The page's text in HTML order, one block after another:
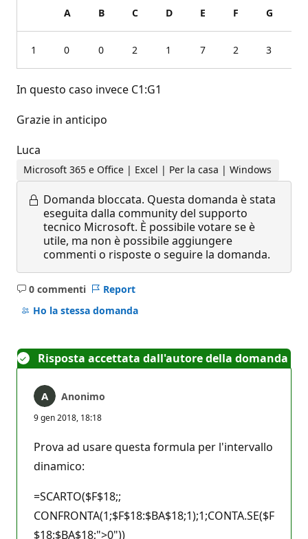
A B C D E F G
1 0 0 2 1 7 2 3
In questo caso invece C1:G1
Grazie in anticipo
Luca
Microsoft 365 e Office | Excel | Per la casa | Windows
Domanda bloccata. Questa domanda è stata
eseguita dalla community del supporto
tecnico Microsoft. È possibile votare se è
utile, ma non è possibile aggiungere
commenti o risposte o seguire la domanda.
0 commenti
Nessun
commento
Report
Ho la stessa domanda
Risposta accettata dall'autore della domanda
Anonimo
9 gen 2018, 18:18
Prova ad usare questa formula per l'intervallo
dinamico:
=SCARTO($F$18;;
CONFRONTA(1;$F$18:$BA$18;1);1;CONTA.SE($F
$18:$BA$18;">0"))